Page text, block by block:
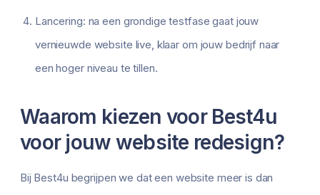
Lancering: na een grondige testfase gaat jouw
vernieuwde website live, klaar om jouw bedrijf naar
een hoger niveau te tillen.
Waarom kiezen voor Best4u
voor jouw website redesign?
Bij Best4u begrijpen we dat een website meer is dan